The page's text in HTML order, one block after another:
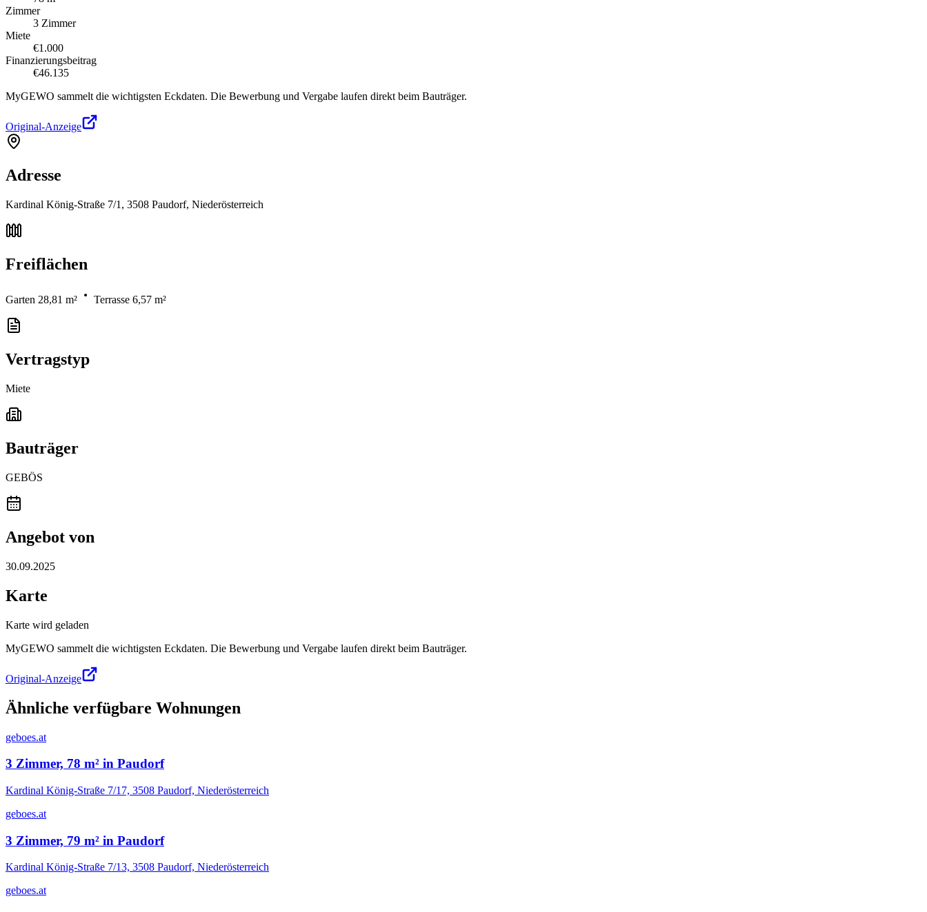
Zimmer
3 Zimmer
Miete
€1.000
Finanzierungsbeitrag
€46.135
MyGEWO sammelt die wichtigsten Eckdaten. Die Bewerbung und Vergabe laufen direkt beim Bauträger.
Original-Anzeige
Adresse
Kardinal König-Straße 7/1, 3508 Paudorf, Niederösterreich
Freiflächen
Garten 28,81 m² Terrasse 6,57 m²
Vertragstyp
Miete
Bauträger
GEBÖS
Angebot von
30.09.2025
Karte
Karte wird geladen
MyGEWO sammelt die wichtigsten Eckdaten. Die Bewerbung und Vergabe laufen direkt beim Bauträger.
Original-Anzeige
Ähnliche verfügbare Wohnungen
geboes.at
3 Zimmer, 78 m² in Paudorf
Kardinal König-Straße 7/17, 3508 Paudorf, Niederösterreich
geboes.at
3 Zimmer, 79 m² in Paudorf
Kardinal König-Straße 7/13, 3508 Paudorf, Niederösterreich
geboes.at